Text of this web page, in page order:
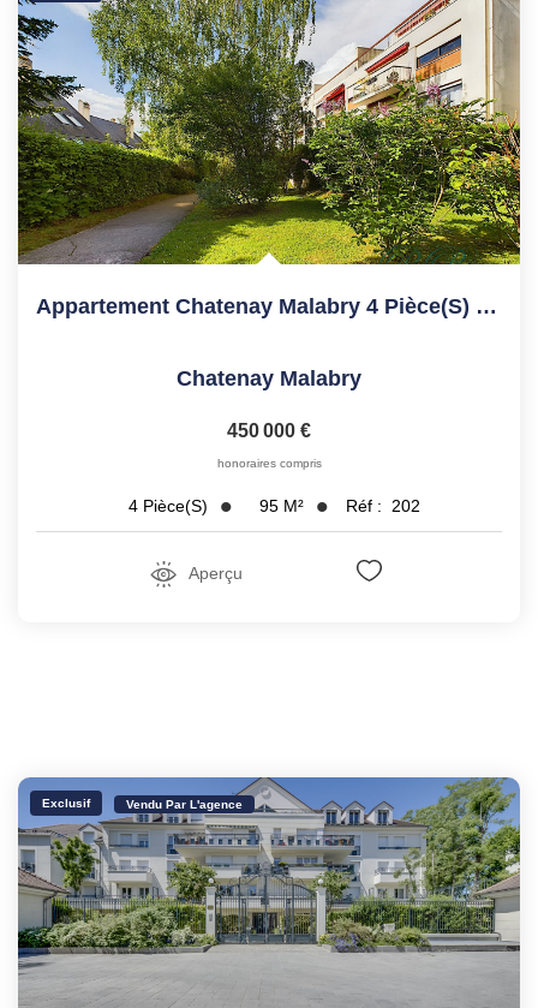
Appartement Chatenay Malabry 4 Pièce(s) 94.86 M2
Chatenay Malabry
450 000 €
honoraires compris
4 Pièce(s) 95 M² Réf : 202
Aperçu
Exclusif Vendu Par L'agence